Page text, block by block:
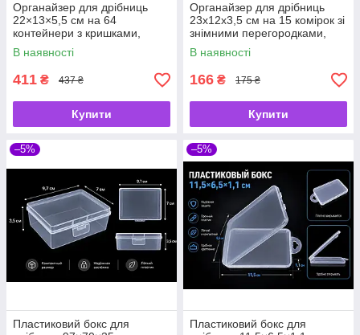
Органайзер для дрібниць
22×13×5,5 см на 64
контейнери з кришками,
прозорий пластиковий бокс
для бісеру, страз і фурнітури
В наявності
411 ₴ 437 ₴
Купити
Органайзер для дрібниць
23х12х3,5 см на 15 комірок зі
знімними перегородками,
пластиковий контейнер для
рукоділля та фурнітури
В наявності
166 ₴ 175 ₴
Купити
–5%
Пластиковий бокс для
–5%
Пластиковий бокс для